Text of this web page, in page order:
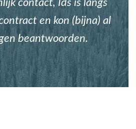
contact, Ids is langs
en kon (bijna) al
beantwoorden.